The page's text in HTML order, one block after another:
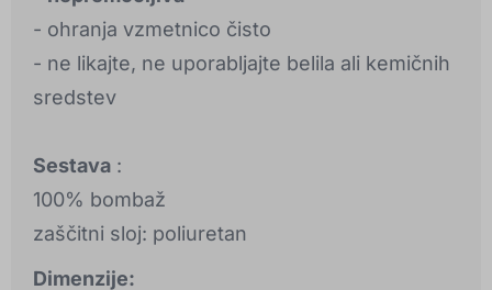
- ohranja vzmetnico čisto
- ne likajte, ne uporabljajte belila ali kemičnih
sredstev
Sestava :
100% bombaž
zaščitni sloj: poliuretan
Dimenzije: